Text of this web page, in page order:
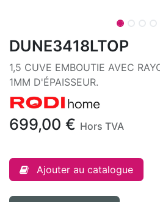
DUNE3418LTOP
1,5 CUVE EMBOUTIE AVEC
1MM D'ÉPAISSEUR.
699,00 € Hors TVA
Ajouter au catalogue